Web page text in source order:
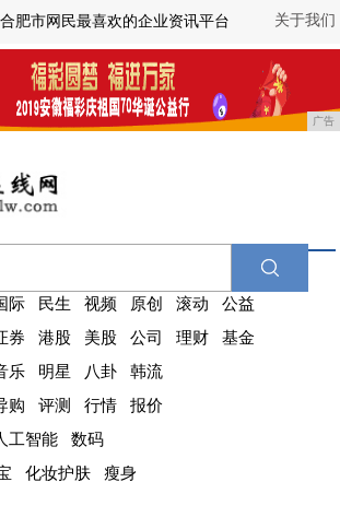
关于我们
肥市网民最喜欢的企业资讯平台
广告
际 民生 视频 原创 滚动
公益
券 港股 美股 公司 理财
基金
乐 明星 八卦
韩流
购 评测 行情
报价
工智能
数码
化妆护肤
瘦身